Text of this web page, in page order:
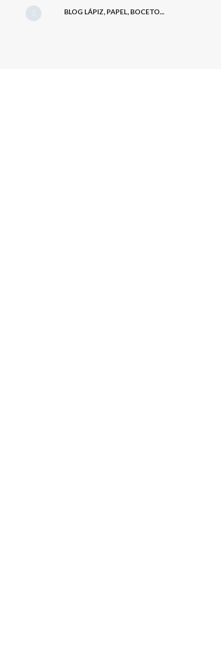
BLOG LÁPIZ, PAPEL, BOCETO...